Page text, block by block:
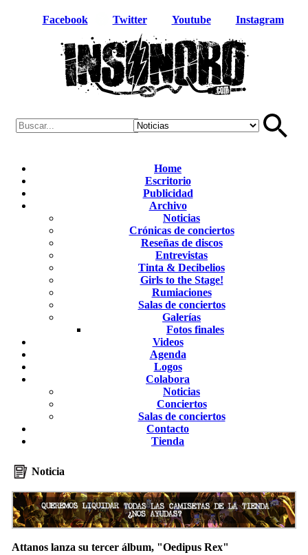
Facebook Twitter Youtube Instagram
Home
Escritorio
Publicidad
Archivo
Noticias
Crónicas de conciertos
Reseñas de discos
Entrevistas
Tinta & Decibelios
Girls to the Stage!
Rumiaciones
Salas de conciertos
Galerías
Fotos finales
Videos
Agenda
Logos
Colabora
Noticias
Conciertos
Salas de conciertos
Contacto
Tienda
Noticia
Attanos lanza su tercer álbum, "Oedipus Rex"